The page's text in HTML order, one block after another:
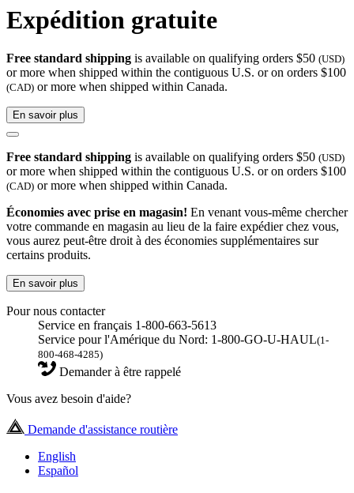
Expédition gratuite
Free standard shipping is available on qualifying orders $50 (USD)
or more when shipped within the contiguous U.S. or on orders $100
(CAD) or more when shipped within Canada.
En savoir plus
Free standard shipping is available on qualifying orders $50 (USD)
or more when shipped within the contiguous U.S. or on orders $100
(CAD) or more when shipped within Canada.
Économies avec prise en magasin! En venant vous-même chercher
votre commande en magasin au lieu de la faire expédier chez vous,
vous aurez peut-être droit à des économies supplémentaires sur
certains produits.
En savoir plus
Pour nous contacter
Service en français 1-800-663-5613
Service pour l'Amérique du Nord: 1-800-GO-U-HAUL(1-
800-468-4285)
Demander à être rappelé
Vous avez besoin d'aide?
Demande d'assistance routière
English
Español